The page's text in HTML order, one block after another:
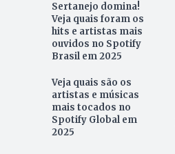
Sertanejo domina!
Veja quais foram os
hits e artistas mais
ouvidos no Spotify
Brasil em 2025
Veja quais são os
artistas e músicas
mais tocados no
Spotify Global em
2025